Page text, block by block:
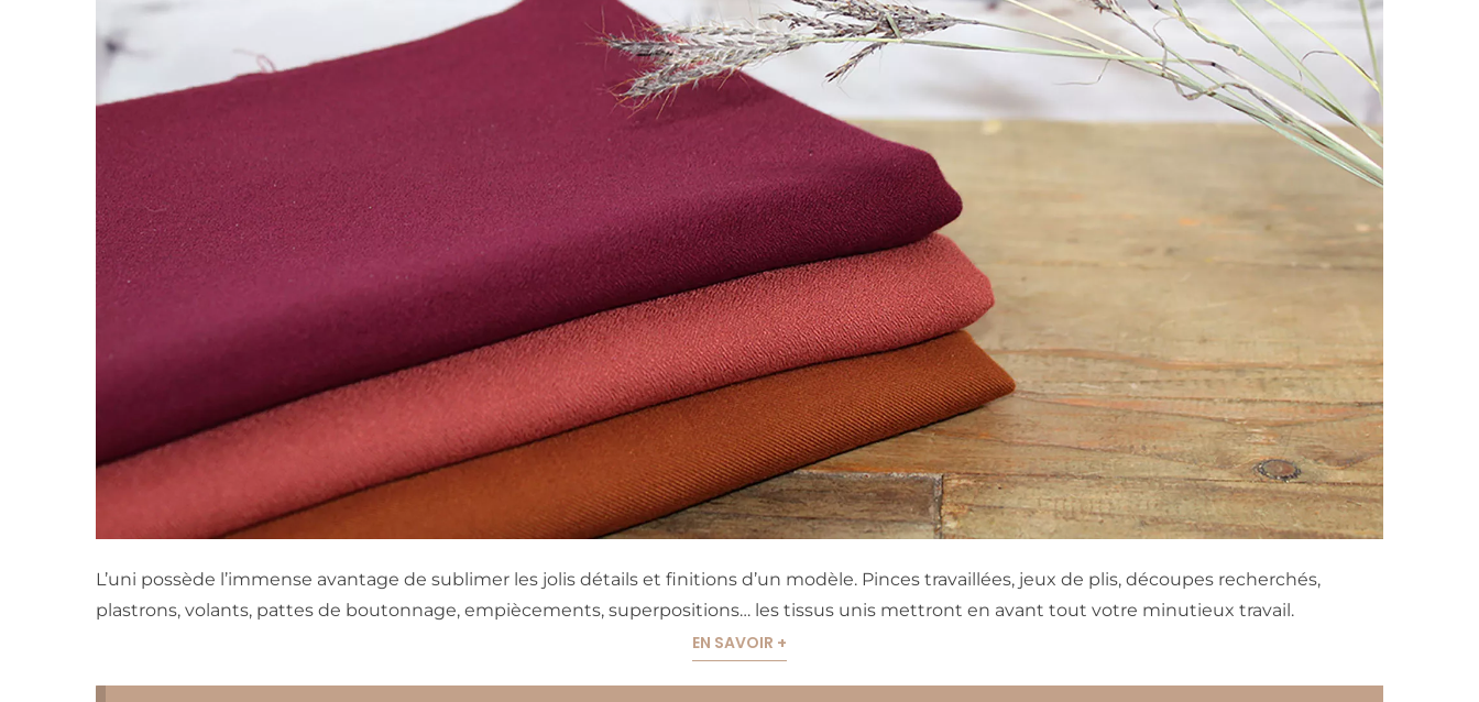
L’uni possède l’immense avantage de sublimer les jolis détails et finitions d’un modèle. Pinces travaillées, jeux de plis, découpes recherchés,
plastrons, volants, pattes de boutonnage, empiècements, superpositions… les tissus unis mettront en avant tout votre minutieux travail.
EN SAVOIR +